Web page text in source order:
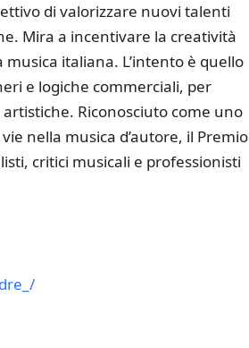
di valorizzare nuovi talenti
Mira a incentivare la creatività
italiana. L’intento è quello
e logiche commerciali, per
Riconosciuto come uno
nella musica d’autore, il Premio
critici musicali e professionisti